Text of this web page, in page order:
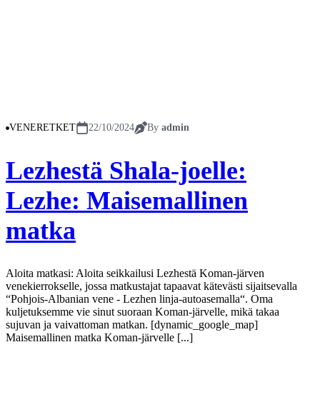
VENERETKET 22/10/2024 By admin
Lezhestä Shala-joelle:
Lezhe: Maisemallinen
matka
Aloita matkasi: Aloita seikkailusi Lezhestä Koman-järven
venekierrokselle, jossa matkustajat tapaavat kätevästi sijaitsevalla
“Pohjois-Albanian vene - Lezhen linja-autoasemalla“. Oma
kuljetuksemme vie sinut suoraan Koman-järvelle, mikä takaa
sujuvan ja vaivattoman matkan. [dynamic_google_map]
Maisemallinen matka Koman-järvelle [...]